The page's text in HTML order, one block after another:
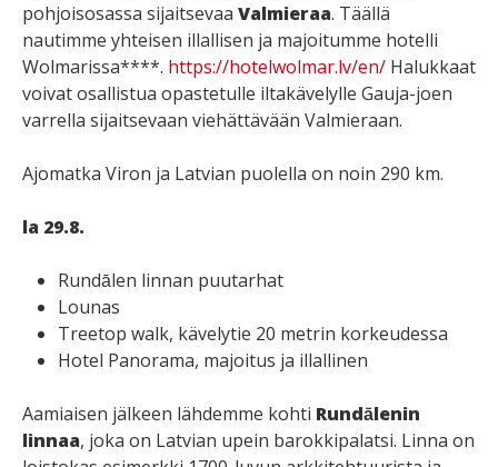
pohjoisosassa sijaitsevaa Valmieraa. Täällä
nautimme yhteisen illallisen ja majoitumme hotelli
Wolmarissa****. https://hotelwolmar.lv/en/ Halukkaat
voivat osallistua opastetulle iltakävelylle Gauja-joen
varrella sijaitsevaan viehättävään Valmieraan.
Ajomatka Viron ja Latvian puolella on noin 290 km.
la 29.8.
Rundālen linnan puutarhat
Lounas
Treetop walk, kävelytie 20 metrin korkeudessa
Hotel Panorama, majoitus ja illallinen
Aamiaisen jälkeen lähdemme kohti Rundālenin
linnaa, joka on Latvian upein barokkipalatsi. Linna on